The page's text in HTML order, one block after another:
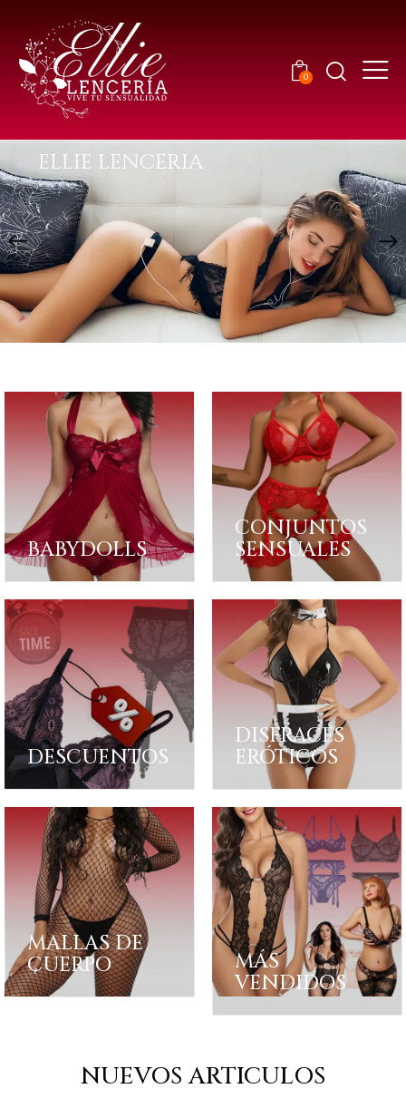
0
ELLIE LENCERIA
VIVE TU
BABYDOLLS
CONJUNTOS
SENSUALES
DESCUENTOS
DISFRACES
ERÓTICOS
MALLAS DE
CUERPO
MÁS
VENDIDOS
NUEVOS ARTICULOS